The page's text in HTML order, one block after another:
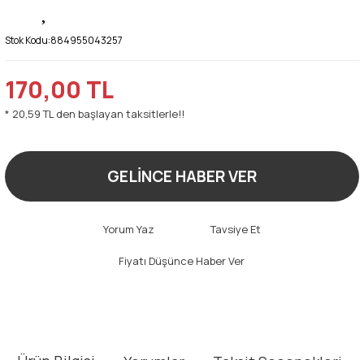
Stok Kodu:884955043257
170,00 TL
* 20,59 TL den başlayan taksitlerle!!
GELİNCE HABER VER
Yorum Yaz Tavsiye Et
Fiyatı Düşünce Haber Ver